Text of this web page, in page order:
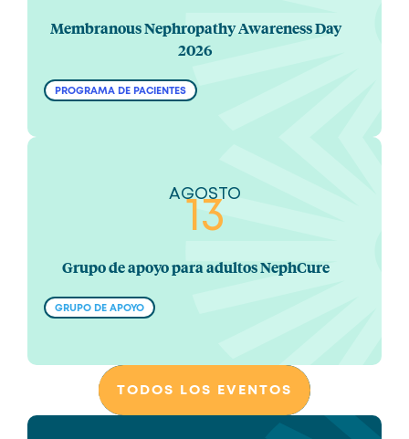
Membranous Nephropathy Awareness Day
2026
PROGRAMA DE PACIENTES
Grupo de apoyo para adultos NephCure
GRUPO DE APOYO
AGOSTO
13
TODOS LOS EVENTOS